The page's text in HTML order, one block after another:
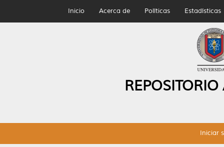
Inicio Acerca de Políticas Estadísticas
Iniciar